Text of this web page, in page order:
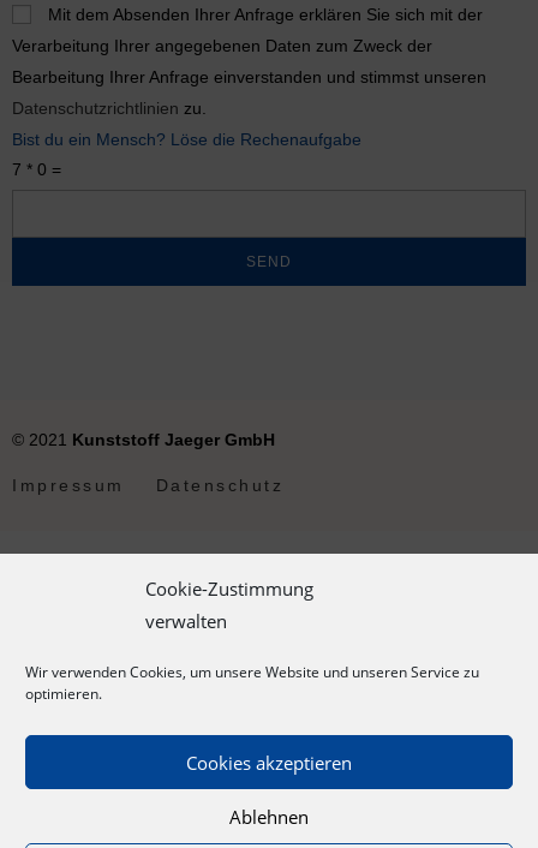
Cookie-Zustimmung
verwalten
Wir verwenden Cookies, um unsere Website und unseren Service zu
optimieren.
Cookies akzeptieren
Ablehnen
Mit dem Absenden Ihrer Anfrage erklären Sie sich mit der
Verarbeitung Ihrer angegebenen Daten zum Zweck der
Bearbeitung Ihrer Anfrage einverstanden und stimmst unseren
Datenschutzrichtlinien zu.
Bist du ein Mensch? Löse die Rechenaufgabe
7 * 0 =
SEND
© 2021 Kunststoff Jaeger GmbH
Impressum Datenschutz